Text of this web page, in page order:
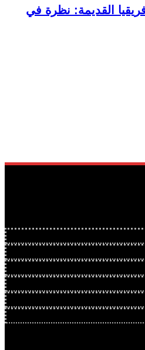
القديمة: نظرة في